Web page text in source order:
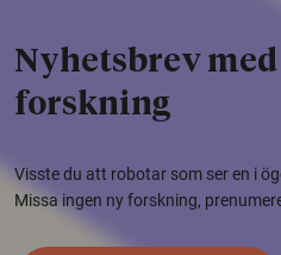
Nyhetsbrev
forskning
Visste du att robotar som ser en i
Missa ingen ny forskning,